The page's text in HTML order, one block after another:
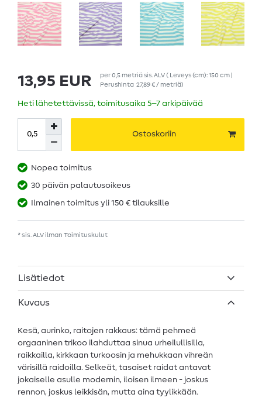
13,95 EUR per0,5 metriäsis. ALV( Leveys (cm): 150 cm |
Perushinta 27,89 € / metriä)
Heti lähetettävissä, toimitusaika 5–7 arkipäivää
Ostoskoriin
Nopea toimitus
30 päivän palautusoikeus
Ilmainen toimitus yli 150 € tilauksille
* sis. ALV ilman Toimituskulut
Lisätiedot
Kuvaus
Kesä, aurinko, raitojen rakkaus: tämä pehmeä
orgaaninen trikoo ilahduttaa sinua urheilullisilla,
raikkailla, kirkkaan turkoosin ja mehukkaan vihreän
värisillä raidoilla. Selkeät, tasaiset raidat antavat
jokaiselle asulle modernin, iloisen ilmeen - joskus
rennon, joskus leikkisän, mutta aina tyylikkään.